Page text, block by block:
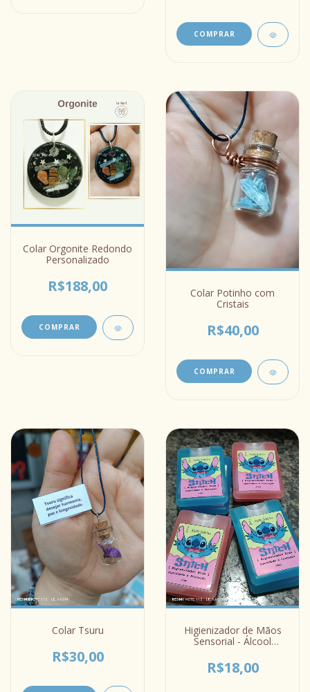
COMPRAR
Colar Orgonite Redondo
Personalizado
R$188,00
Colar Potinho com
Cristais
R$40,00
COMPRAR
Colar Tsuru
R$30,00
Higienizador de Mãos
Sensorial - Álcool
R$18,00